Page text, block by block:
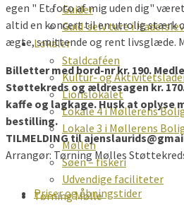
Guider
Guid-selv ture i
Lokaler
Staldcaféen
Kultur- og
Lionslokalet
Lokale 4 i Møllerens
Lokale 3 i Møllerens
Møllen
Søen – fiskeri
Udvendige faciliteter
Tørning Mølle
egen " Et foto af mig uden dig"
altid en koncert til en utrolig stærk
ægte, smittende og rent livsglæde.
Billetter med bord-nr kr. 190.
Støttekreds og ældresagen kr.
kaffe og lagkage. Husk at oplyse
bestilling.
TILMELDING til
Arrangør: Tørning Mølles
Priser og åbningstider